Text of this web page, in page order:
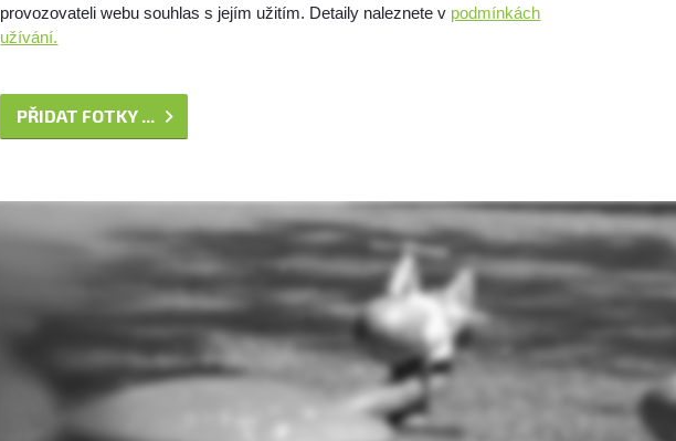
provozovateli webu souhlas s jejím užitím. Detaily naleznete v podmínkách
užívání.
PŘIDAT FOTKY ...